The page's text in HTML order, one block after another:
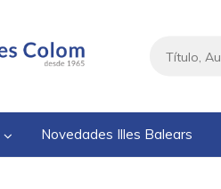
Novedades Illes Balears